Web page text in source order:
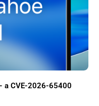
a CVE-2026-65400
szerviz